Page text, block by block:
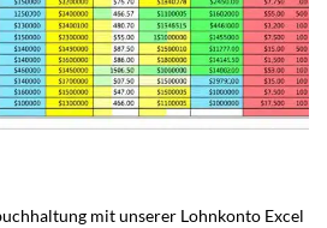
mit unserer Lohnkonto Excel